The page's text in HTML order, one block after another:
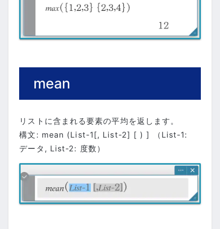
mean
リストに含まれる要素の平均を返します。
構文: mean (List-1[, List-2] [ ) ] （List-1:
データ, List-2: 度数）